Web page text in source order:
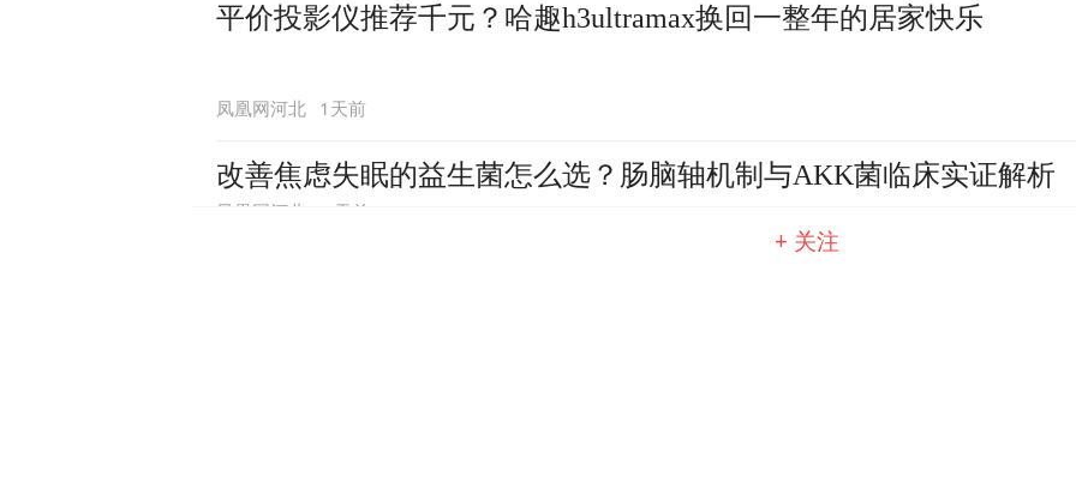
平价投影仪推荐千元？哈趣h3ultramax换回一整年的居家快乐
凤凰网河北 1天前
改善焦虑失眠的益生菌怎么选？肠脑轴机制与AKK菌临床实证解析
凤凰网河北 1天前
+ 关注